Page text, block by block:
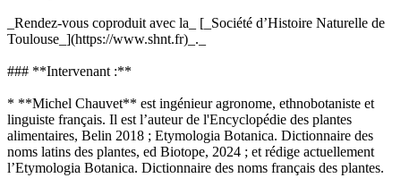
_Rendez-vous coproduit avec la_ [_Société d’Histoire Naturelle de
Toulouse_](https://www.shnt.fr)_._
### **Intervenant :**
* **Michel Chauvet** est ingénieur agronome, ethnobotaniste et
linguiste français. Il est l’auteur de l'Encyclopédie des plantes
alimentaires, Belin 2018 ; Etymologia Botanica. Dictionnaire des
noms latins des plantes, ed Biotope, 2024 ; et rédige actuellement
l’Etymologia Botanica. Dictionnaire des noms français des plantes.